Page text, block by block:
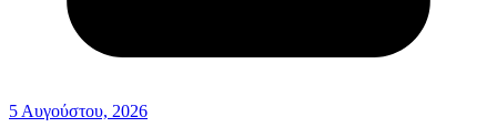
5 Αυγούστου, 2026